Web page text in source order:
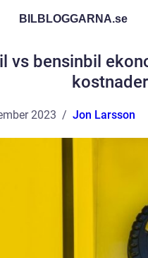
BILBLOGGARNA.se
vs bensinbil
2023 Jon Larsson